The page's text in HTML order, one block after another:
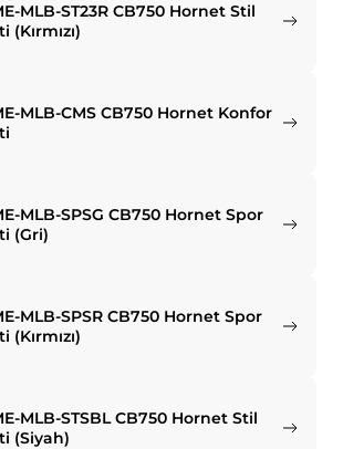
MLB-ST23R CB750 Hornet Stil
(Kırmızı)
MLB-CMS CB750 Hornet Konfor
MLB-SPSG CB750 Hornet Spor
(Gri)
MLB-SPSR CB750 Hornet Spor
(Kırmızı)
MLB-STSBL CB750 Hornet Stil
(Siyah)